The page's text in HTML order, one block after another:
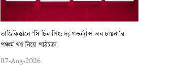
তাজিকিস্তানে ‘সি চিন পিং: দ্য গভর্ন্যান্স অব চায়না’র
পঞ্চম খণ্ড নিয়ে পাঠচক্র
07-Aug-2026